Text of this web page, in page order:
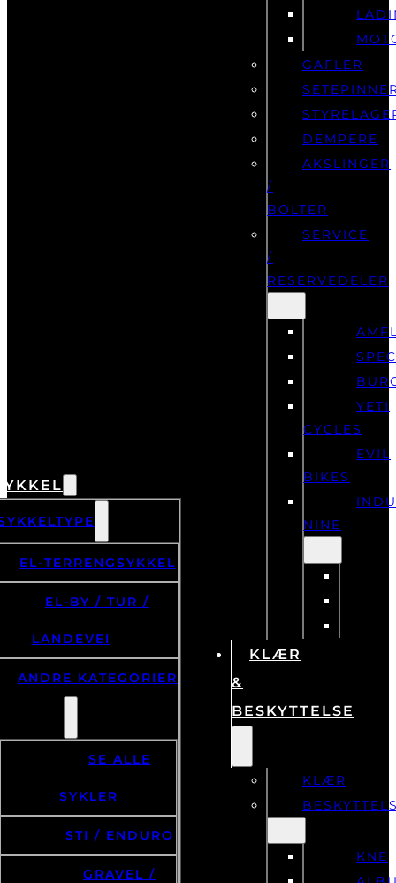
EL-TERRENGSYKKEL
LANDEVEI
ANDRE KATEGORIER
SYKLER
STI / ENDURO
SENSORER
GAFLER
DEMPERE
/
BOLTER
/
RESERVEDELER
YETI
CYCLES
NINE
BESKYTTELSE
KLÆR
KNE